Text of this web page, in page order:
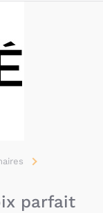
parfait